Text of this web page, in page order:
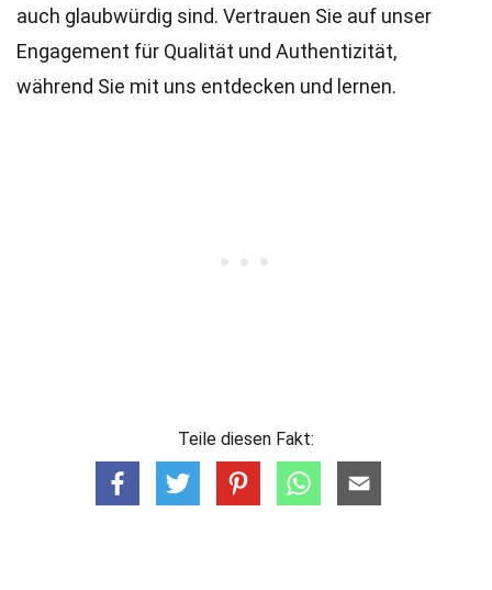
auch glaubwürdig sind. Vertrauen Sie auf unser
Engagement für Qualität und Authentizität,
während Sie mit uns entdecken und lernen.
Teile diesen Fakt: